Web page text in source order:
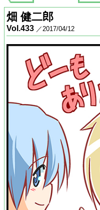
畑 健二郎
Vol.433 ／2017/04/12